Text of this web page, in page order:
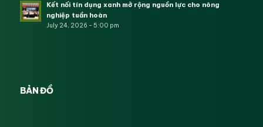
Kết nối tín dụng xanh mở rộng nguồn lực cho nông
nghiệp tuần hoàn
July 24, 2026 - 5:00 pm
BẢN ĐỒ